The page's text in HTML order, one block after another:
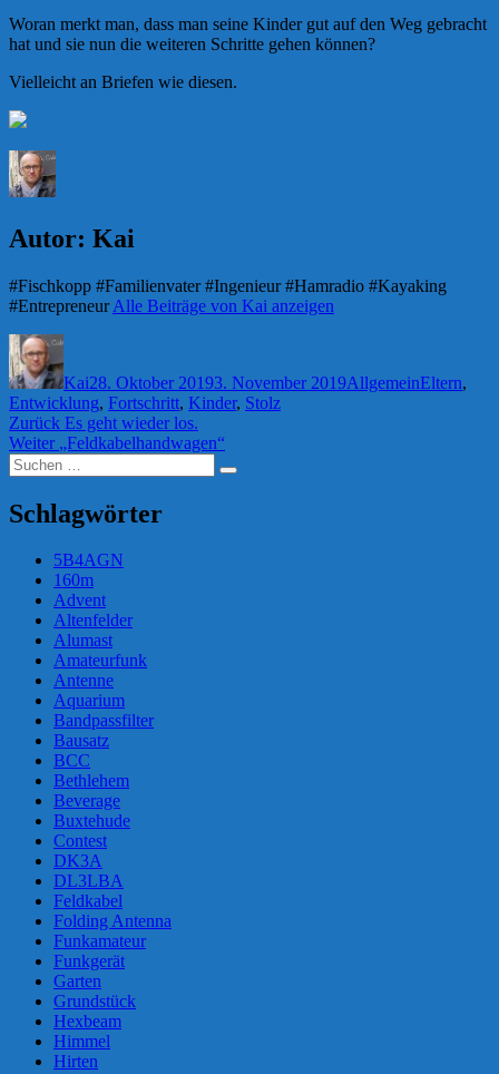
Woran merkt man, dass man seine Kinder gut auf den Weg gebracht
hat und sie nun die weiteren Schritte gehen können?
Vielleicht an Briefen wie diesen.
Autor: Kai
#Fischkopp #Familienvater #Ingenieur #Hamradio #Kayaking
#EntrepreneurAlle Beiträge von Kai anzeigen
Autor
Kai28. Oktober 20193. November 2019AllgemeinEltern,
Entwicklung, Fortschritt, Kinder, Stolz
Beitragsnavigation
Zurück Vorheriger
Beitrag:
Es geht wieder los.
Weiter
Nächster
Beitrag:
„Feldkabelhandwagen“
Suchen
nach:
Suchen
Schlagwörter
5B4AGN
160m
Advent
Altenfelder
Alumast
Amateurfunk
Antenne
Aquarium
Bandpassfilter
Bausatz
BCC
Bethlehem
Beverage
Buxtehude
Contest
DK3A
DL3LBA
Feldkabel
Folding Antenna
Funkamateur
Funkgerät
Garten
Grundstück
Hexbeam
Himmel
Hirten